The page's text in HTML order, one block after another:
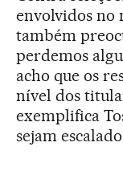
envolvidos no
também
perdemos
acho que os
nível dos
exemplifica
sejam